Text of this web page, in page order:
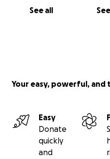
See all
Your easy, powerful,
Easy
Donate
quickly
and